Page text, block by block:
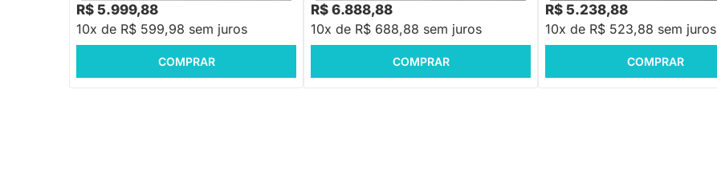
R$ 5.999,88
10x de R$ 599,98 sem juros
COMPRAR
R$ 6.888,88
10x de R$ 688,88 sem juros
COMPRAR
R$ 5.238,88
10x de R$ 523,88 sem juros
COMPRAR